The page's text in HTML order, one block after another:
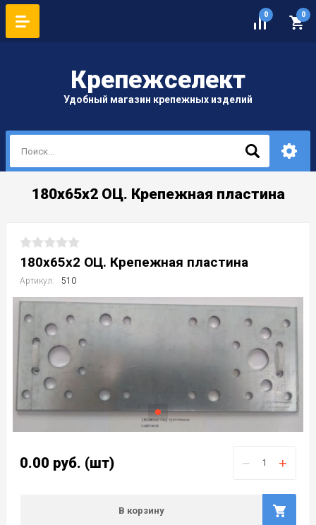
0 0
Крепежселект
Удобный магазин крепежных изделий
180х65х2 ОЦ. Крепежная пластина
180х65х2 ОЦ. Крепежная пластина
Артикул: 510
0.00 руб. (шт) − +
В корзину